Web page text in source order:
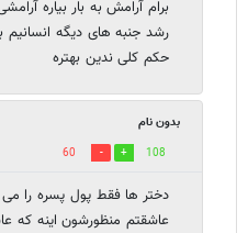
برام آرامش به بار بیاره
رشد جنبه های دیگه
حکم کلی ندین بهتره
بدون نام
108
60
دختر ها فقط پول پسره را
عاشقتم منظورشون اینه که